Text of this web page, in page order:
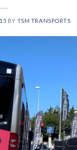
BY TSM TRANSPORTS